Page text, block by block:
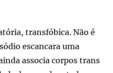
transfóbica. Não é
escancara uma
associa corpos trans